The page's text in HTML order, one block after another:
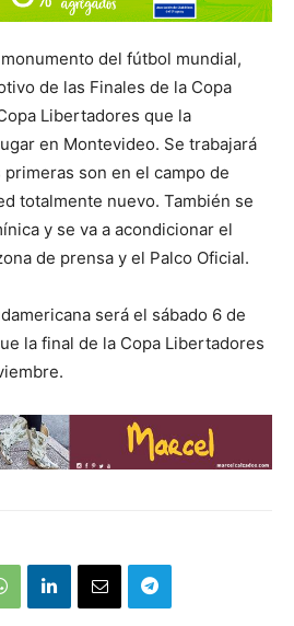
del fútbol mundial,
de las Finales de la Copa
Libertadores que la
en Montevideo. Se trabajará
son en el campo de
totalmente nuevo. También se
y se va a acondicionar el
de prensa y el Palco Oficial.
será el sábado 6 de
la final de la Copa Libertadores